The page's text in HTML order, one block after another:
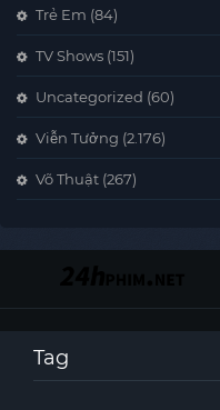
Trẻ Em (84)
TV Shows (151)
Uncategorized (60)
Viễn Tưởng (2.176)
Võ Thuật (267)
Tag